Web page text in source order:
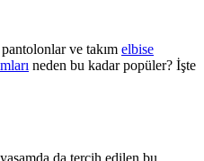
ve takım elbise
neden bu kadar popüler? İşte
da tercih edilen bu